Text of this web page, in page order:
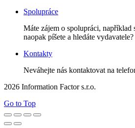
Spolupráce
Máte zájem o spolupráci,
naopak píšete a hledáte
Kontakty
Neváhejte nás kontaktovat na
2026 Information Factor s.r.o.
Go to Top